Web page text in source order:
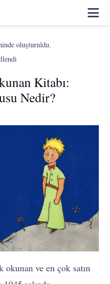
oluşturuldu.
Kitabı:
Nedir?
okunan ve en çok satın